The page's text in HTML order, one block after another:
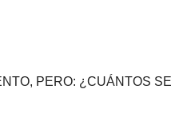
PERO: ¿CUÁNTOS SE